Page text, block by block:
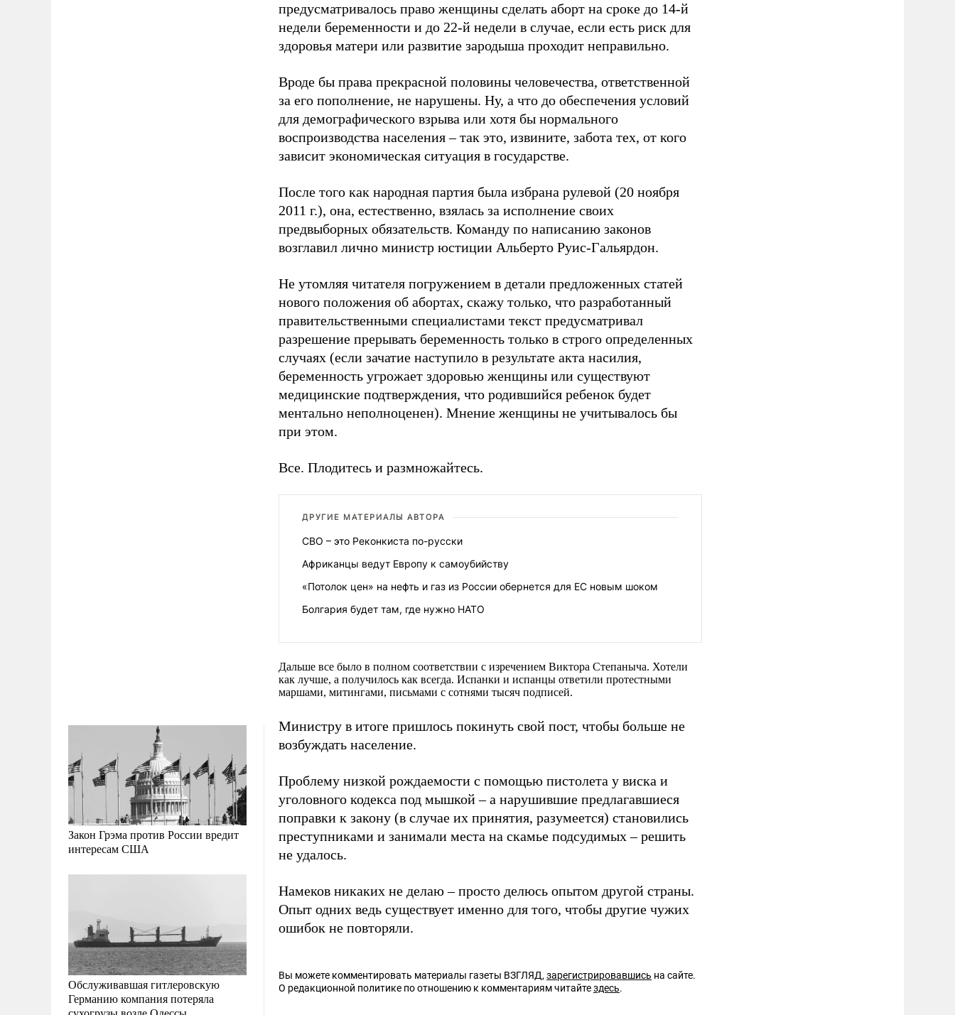
Закон Грэма против России вредит
интересам США
Обслуживавшая гитлеровскую
Германию компания потеряла
предусматривалось право женщины сделать аборт на сроке до 14-й
недели беременности и до 22-й недели в случае, если есть риск для
здоровья матери или развитие зародыша проходит неправильно.
Вроде бы права прекрасной половины человечества, ответственной
за его пополнение, не нарушены. Ну, а что до обеспечения условий
для демографического взрыва или хотя бы нормального
воспроизводства населения – так это, извините, забота тех, от кого
зависит экономическая ситуация в государстве.
После того как народная партия была избрана рулевой (20 ноября
2011 г.), она, естественно, взялась за исполнение своих
предвыборных обязательств. Команду по написанию законов
возглавил лично министр юстиции Альберто Руис-Гальярдон.
Не утомляя читателя погружением в детали предложенных статей
нового положения об абортах, скажу только, что разработанный
правительственными специалистами текст предусматривал
разрешение прерывать беременность только в строго определенных
случаях (если зачатие наступило в результате акта насилия,
беременность угрожает здоровью женщины или существуют
медицинские подтверждения, что родившийся ребенок будет
ментально неполноценен). Мнение женщины не учитывалось бы
при этом.
Все. Плодитесь и размножайтесь.
ДРУГИЕ МАТЕРИАЛЫ АВТОРА
СВО – это Реконкиста по-русски
Африканцы ведут Европу к самоубийству
«Потолок цен» на нефть и газ из России обернется для ЕС новым шоком
Болгария будет там, где нужно НАТО
Дальше все было в полном соответствии с изречением Виктора Степаныча. Хотели
как лучше, а получилось как всегда. Испанки и испанцы ответили протестными
маршами, митингами, письмами с сотнями тысяч подписей.
Министру в итоге пришлось покинуть свой пост, чтобы больше не
возбуждать население.
Проблему низкой рождаемости с помощью пистолета у виска и
уголовного кодекса под мышкой – а нарушившие предлагавшиеся
поправки к закону (в случае их принятия, разумеется) становились
преступниками и занимали места на скамье подсудимых – решить
не удалось.
Намеков никаких не делаю – просто делюсь опытом другой страны.
Опыт одних ведь существует именно для того, чтобы другие чужих
ошибок не повторяли.
Вы можете комментировать материалы газеты ВЗГЛЯД, зарегистрировавшись на сайте.
О редакционной политике по отношению к комментариям читайтездесь.